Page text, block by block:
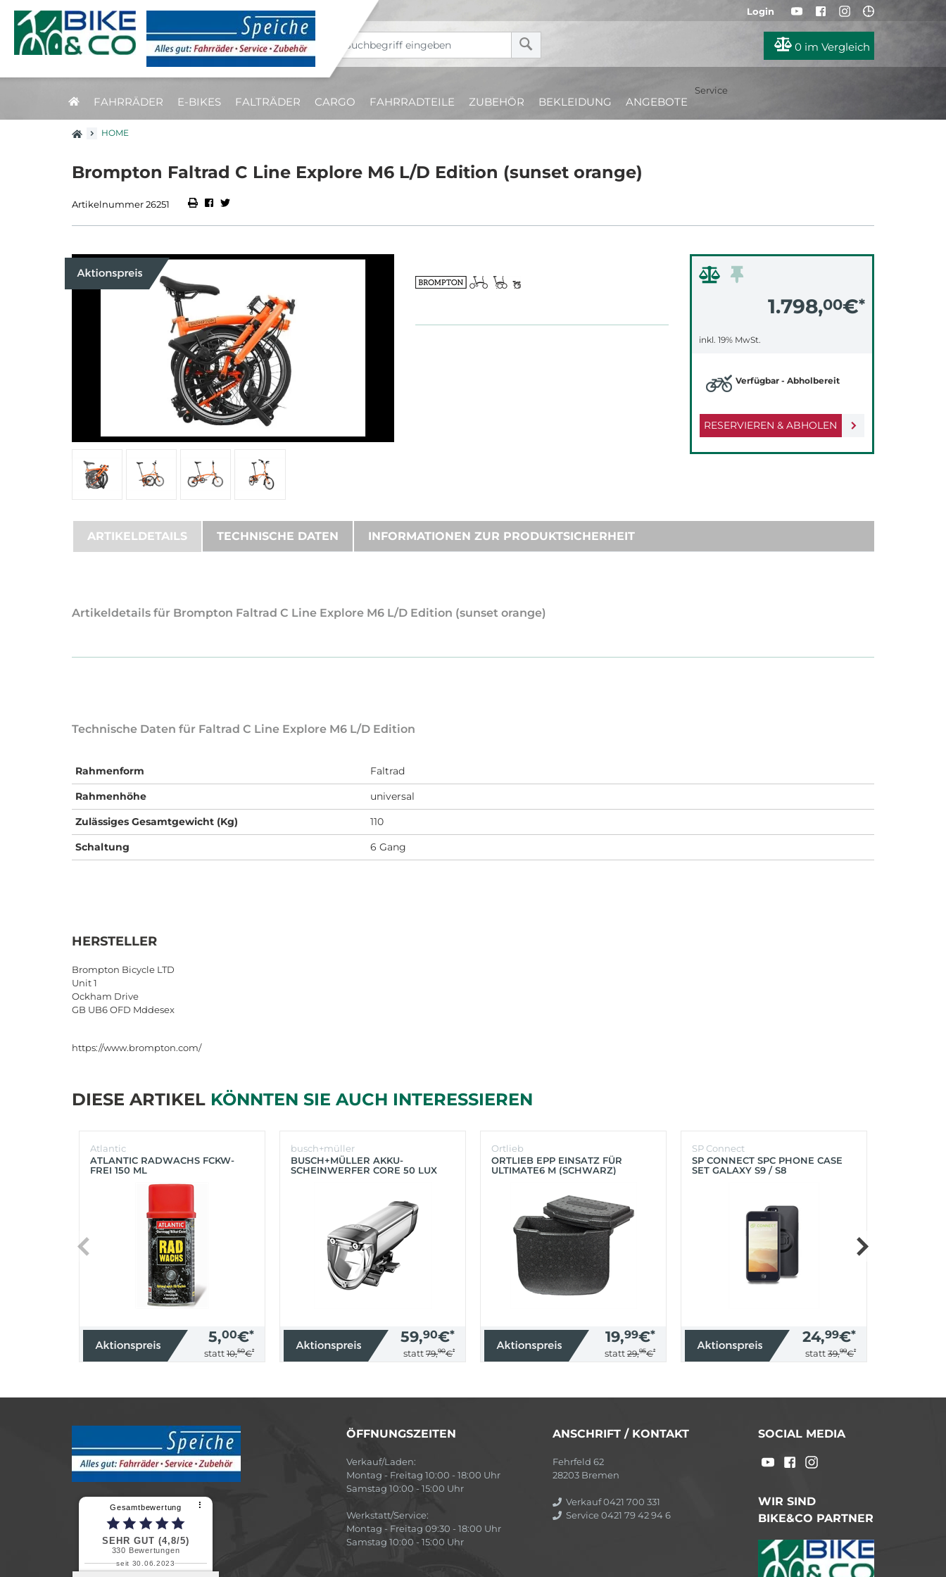
Login
0 im Vergleich
FAHRRÄDER E-BIKES FALTRÄDER CARGO FAHRRADTEILE ZUBEHÖR BEKLEIDUNG ANGEBOTE
Service
HOME
Brompton Faltrad C Line Explore M6 L/D Edition (sunset orange)
Artikelnummer 26251
1.798,00€*
inkl. 19% MwSt.
RESERVIEREN & ABHOLEN
Verfügbar - Abholbereit
ARTIKELDETAILS TECHNISCHE DATEN INFORMATIONEN ZUR PRODUKTSICHERHEIT
Artikeldetails für Brompton Faltrad C Line Explore M6 L/D Edition (sunset orange)
Technische Daten für Faltrad C Line Explore M6 L/D Edition
Rahmenform
Faltrad
Rahmenhöhe
universal
Zulässiges Gesamtgewicht (Kg)
110
Schaltung
6 Gang
HERSTELLER
Brompton Bicycle LTD
Unit 1
Ockham Drive
GB UB6 OFD Mddesex
https://www.brompton.com/
DIESE ARTIKEL KÖNNTEN SIE AUCH INTERESSIEREN
Atlantic
ATLANTIC RADWACHS FCKW-
FREI 150 ML
5,00€*
statt 10,50€*
busch+müller
BUSCH+MÜLLER AKKU-
SCHEINWERFER CORE 50 LUX
59,90€*
statt 79,90€*
Ortlieb
ORTLIEB EPP EINSATZ FÜR
ULTIMATE6 M (SCHWARZ)
19,99€*
statt 29,95€*
SP Connect
SP CONNECT SPC PHONE CASE
SET GALAXY S9 / S8
24,99€*
statt 39,99€*
Gesamtbewertung ⠇
SEHR GUT (4,8/5)
330 Bewertungen
seit 30.06.2023
ÖFFNUNGSZEITEN
Verkauf/Laden:
Montag - Freitag 10:00 - 18:00 Uhr
Samstag 10:00 - 15:00 Uhr
Werkstatt/Service:
Montag - Freitag 09:30 - 18:00 Uhr
Samstag 10:00 - 15:00 Uhr
ANSCHRIFT / KONTAKT
Fehrfeld 62
28203 Bremen
Verkauf 0421 700 331
Service 0421 79 42 94 6
SOCIAL MEDIA
WIR SIND
BIKE&CO PARTNER